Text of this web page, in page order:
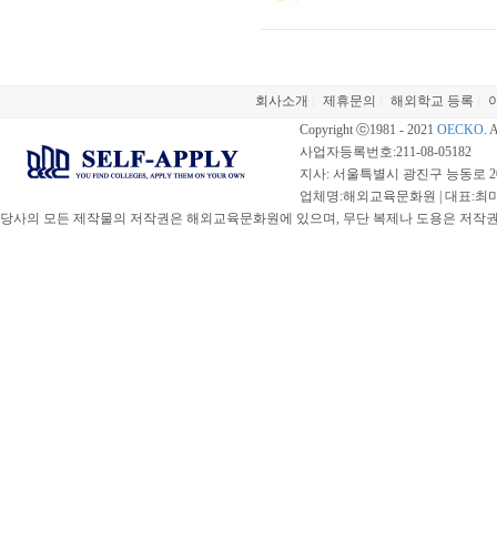
회사소개 제휴문의 해외학교 등록
Copyright ⓒ1981 - 2021 OECKO.
사업자등록번호:211-08-05182
지사: 서울특별시 광진구 능동로
업체명:해외교육문화원 | 대표:최
당사의 모든 제작물의 저작권은 해외교육문화원에 있으며, 무단 복제나 도용은 저